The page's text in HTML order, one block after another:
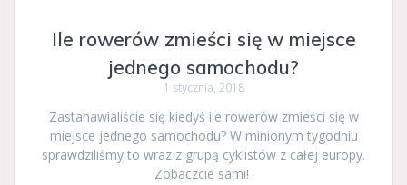
Ile rowerów zmieści się w miejsce
jednego samochodu?
1 stycznia, 2018
Zastanawialiście się kiedyś ile rowerów zmieści się w
miejsce jednego samochodu? W minionym tygodniu
sprawdziliśmy to wraz z grupą cyklistów z całej europy.
Zobaczcie sami!